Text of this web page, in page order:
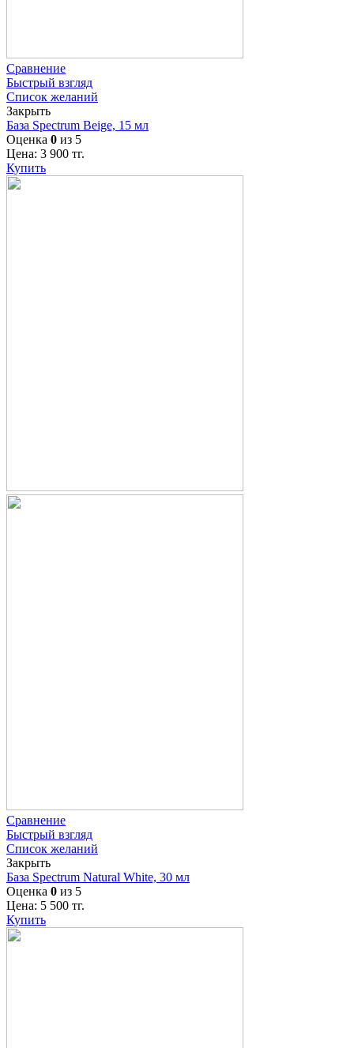
Сравнение
Быстрый взгляд
Список желаний
Закрыть
База Spectrum Beige, 15 мл
Оценка 0 из 5
Цена: 3 900 тг.
Купить
Сравнение
Быстрый взгляд
Список желаний
Закрыть
База Spectrum Natural White, 30 мл
Оценка 0 из 5
Цена: 5 500 тг.
Купить